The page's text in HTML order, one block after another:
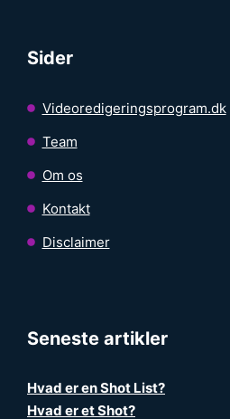
Sider
Videoredigeringsprogram.dk
Team
Om os
Kontakt
Disclaimer
Seneste artikler
Hvad er en Shot List?
Hvad er et Shot?